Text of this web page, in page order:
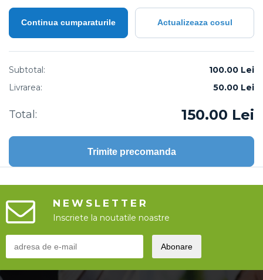
Continua cumparaturile Actualizeaza cosul
Subtotal:
100.00 Lei
Livrarea:
50.00 Lei
Total: 150.00 Lei
Trimite precomanda
NEWSLETTER
Inscriete la noutatile noastre